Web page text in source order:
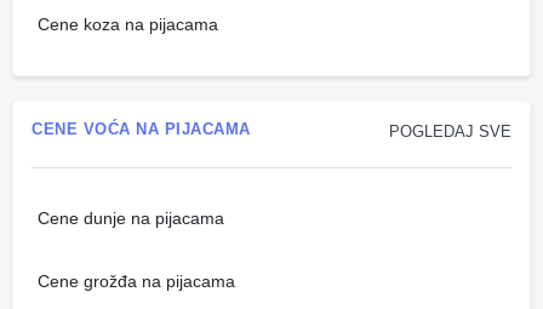
Cene koza na pijacama
POGLEDAJ SVE
CENE VOĆA NA PIJACAMA
Cene dunje na pijacama
Cene grožđa na pijacama